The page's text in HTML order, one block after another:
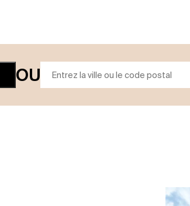
OU